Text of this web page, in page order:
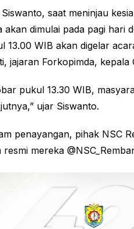
saat meninjau
dimulai pada pagi hari
13.00 WIB akan digelar
jajaran Forkopimda, kepala
pukul 13.30 WIB,
ujar Siswanto.
penayangan, pihak NSC
mereka